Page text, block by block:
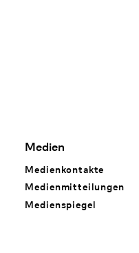
Medien
Medienkontakte
Medienmitteilungen
Medienspiegel